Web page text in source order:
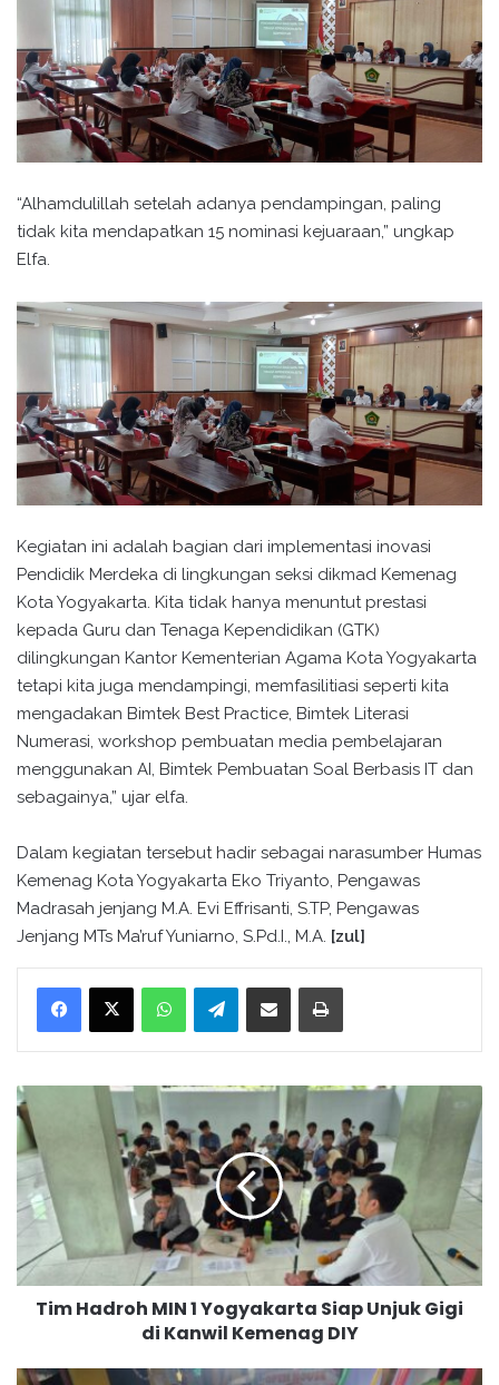
“Alhamdulillah setelah adanya pendampingan, paling
tidak kita mendapatkan 15 nominasi kejuaraan,” ungkap
Elfa.
Kegiatan ini adalah bagian dari implementasi inovasi
Pendidik Merdeka di lingkungan seksi dikmad Kemenag
Kota Yogyakarta. Kita tidak hanya menuntut prestasi
kepada Guru dan Tenaga Kependidikan (GTK)
dilingkungan Kantor Kementerian Agama Kota Yogyakarta
tetapi kita juga mendampingi, memfasilitiasi seperti kita
mengadakan Bimtek Best Practice, Bimtek Literasi
Numerasi, workshop pembuatan media pembelajaran
menggunakan AI, Bimtek Pembuatan Soal Berbasis IT dan
sebagainya,” ujar elfa.
Dalam kegiatan tersebut hadir sebagai narasumber Humas
Kemenag Kota Yogyakarta Eko Triyanto, Pengawas
Madrasah jenjang M.A. Evi Effrisanti, S.TP, Pengawas
Jenjang MTs Ma’ruf Yuniarno, S.Pd.I., M.A. [zul]
WhatsApp Telegram
T
i
m
H
d
r
o
h
1
Tim Hadroh MIN 1 Yogyakarta Siap Unjuk Gigi
di Kanwil Kemenag DIY
R